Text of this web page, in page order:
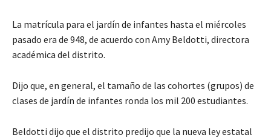
La matrícula para el jardín de infantes hasta el miércoles
pasado era de 948, de acuerdo con Amy Beldotti, directora
académica del distrito.
Dijo que, en general, el tamaño de las cohortes (grupos) de
clases de jardín de infantes ronda los mil 200 estudiantes.
Beldotti dijo que el distrito predijo que la nueva ley estatal